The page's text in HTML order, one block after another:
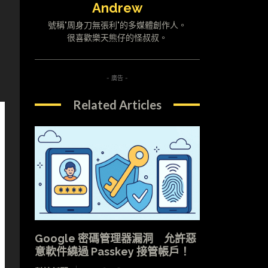
Andrew
號稱"周身刀無張利"的多媒體創作人。
很喜歡樂天熊仔的怪叔叔。
- 廣告 -
Related Articles
Google 密碼管理器漏洞 允許惡
意軟件繞過 Passkey 接管帳戶！